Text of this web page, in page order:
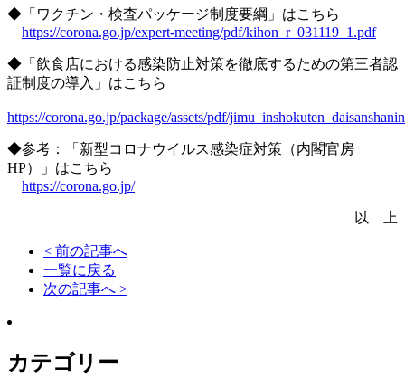
◆「ワクチン・検査パッケージ制度要綱」はこちら
https://corona.go.jp/expert-meeting/pdf/kihon_r_031119_1.pdf
◆「飲食店における感染防止対策を徹底するための第三者認
証制度の導入」はこちら
https://corona.go.jp/package/assets/pdf/
◆参考：「新型コロナウイルス感染症対策（内閣官房
HP）」はこちら
https://corona.go.jp/
以 上
< 前の記事へ
一覧に戻る
次の記事へ >
カテゴリー